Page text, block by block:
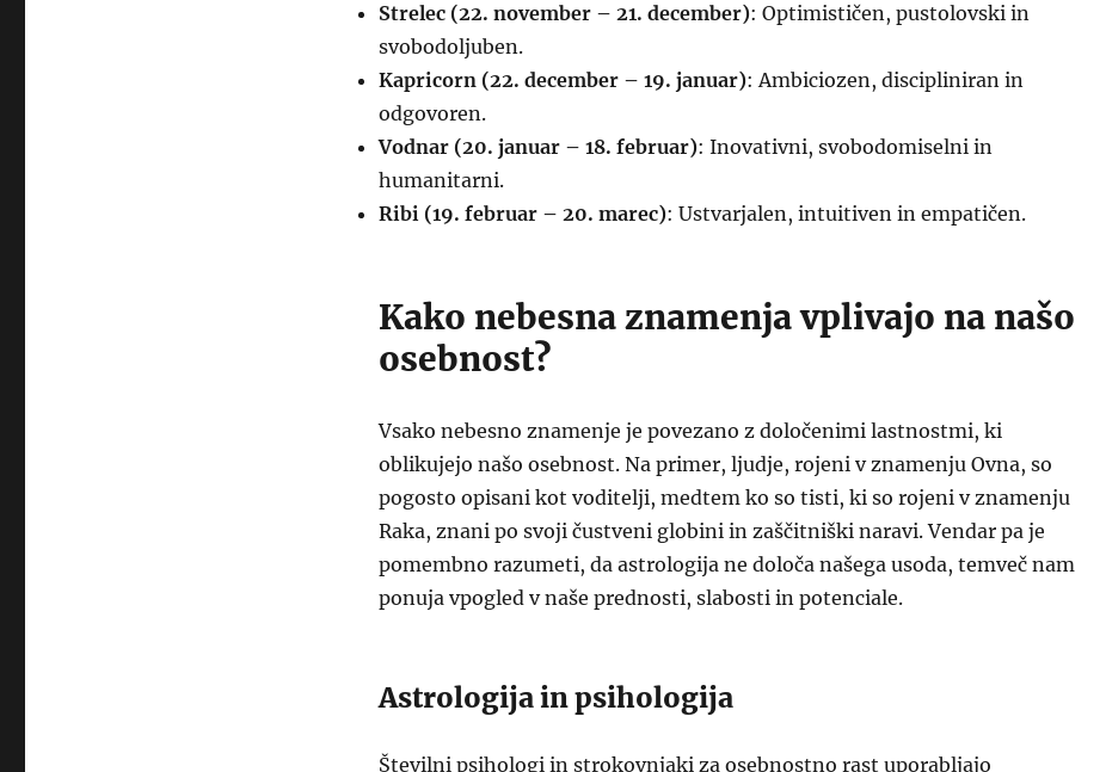
Strelec (22. november – 21. december): Optimističen, pustolovski in
svobodoljuben.
Kapricorn (22. december – 19. januar): Ambiciozen, discipliniran in
odgovoren.
Vodnar (20. januar – 18. februar): Inovativni, svobodomiselni in
humanitarni.
Ribi (19. februar – 20. marec): Ustvarjalen, intuitiven in empatičen.
Kako nebesna znamenja vplivajo na našo
osebnost?
Vsako nebesno znamenje je povezano z določenimi lastnostmi, ki
oblikujejo našo osebnost. Na primer, ljudje, rojeni v znamenju Ovna, so
pogosto opisani kot voditelji, medtem ko so tisti, ki so rojeni v znamenju
Raka, znani po svoji čustveni globini in zaščitniški naravi. Vendar pa je
pomembno razumeti, da astrologija ne določa našega usoda, temveč nam
ponuja vpogled v naše prednosti, slabosti in potenciale.
Astrologija in psihologija
Številni psihologi in strokovnjaki za osebnostno rast uporabljajo